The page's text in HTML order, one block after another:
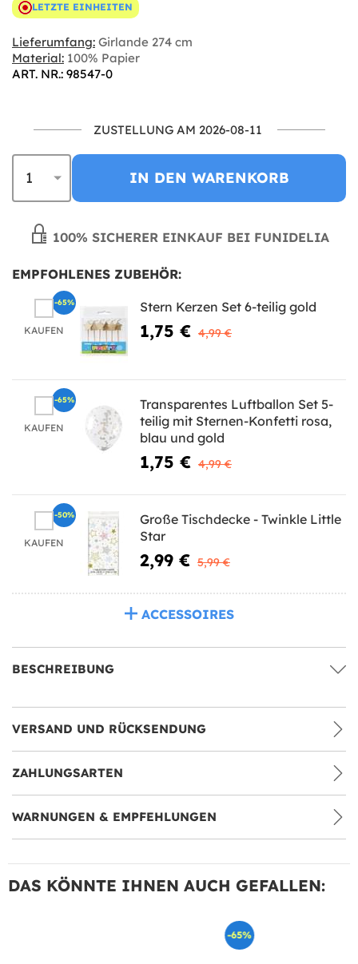
LETZTE EINHEITEN
Lieferumfang: Girlande 274 cm
Material: 100% Papier
ART. NR.: 98547-0
ZUSTELLUNG AM 2026-08-11
IN DEN WARENKORB
100% SICHERER EINKAUF BEI FUNIDELIA
EMPFOHLENES ZUBEHÖR:
KAUFEN
Stern Kerzen Set 6-teilig gold
1,75 € 4,99 €
-65%
KAUFEN
Transparentes Luftballon Set 5-
teilig mit Sternen-Konfetti rosa,
blau und gold
1,75 € 4,99 €
-65%
KAUFEN
Große Tischdecke - Twinkle Little
Star
2,99 € 5,99 €
-50%
ACCESSOIRES
BESCHREIBUNG
VERSAND UND RÜCKSENDUNG
ZAHLUNGSARTEN
WARNUNGEN & EMPFEHLUNGEN
DAS KÖNNTE IHNEN AUCH GEFALLEN:
-65%